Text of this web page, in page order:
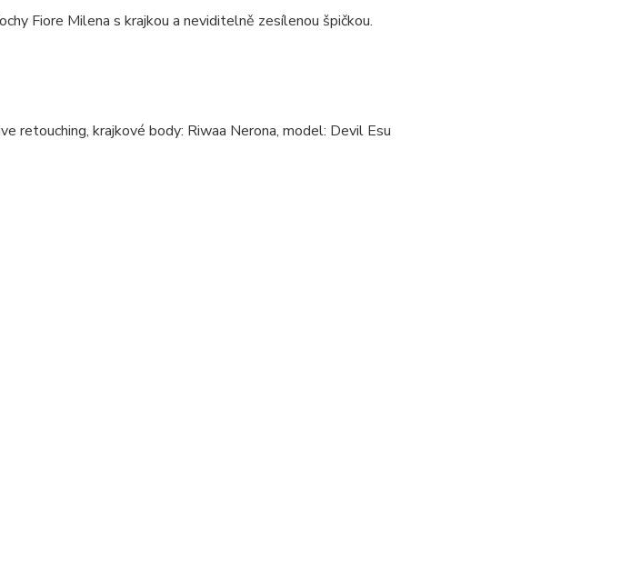
Fiore Milena s krajkou a neviditelně zesílenou špičkou.
retouching, krajkové body: Riwaa Nerona, model: Devil Esu